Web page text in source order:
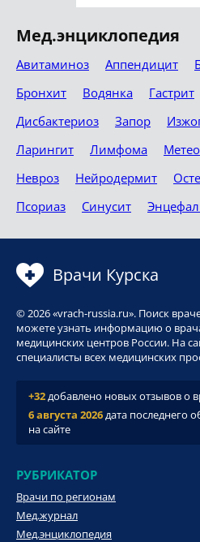
Мед.энциклопедия
Авитаминоз Аппендицит
Бронхит
Водянка Гастрит
Дисбактериоз
Запор
Ларингит
Лимфома
Невроз
Нейродермит
Псориаз
Синусит
Врачи Курска
© 2026 «vrach-russia.ru». Поиск
можете узнать информацию о
медицинских центров России. На
специалисты всех медицинских
+32добавлено новых отзывов о
6 августа 2026дата последнего
на сайте
РУБРИКАТОР
Врачи по регионам
Мед.журнал
Мед.энциклопедия